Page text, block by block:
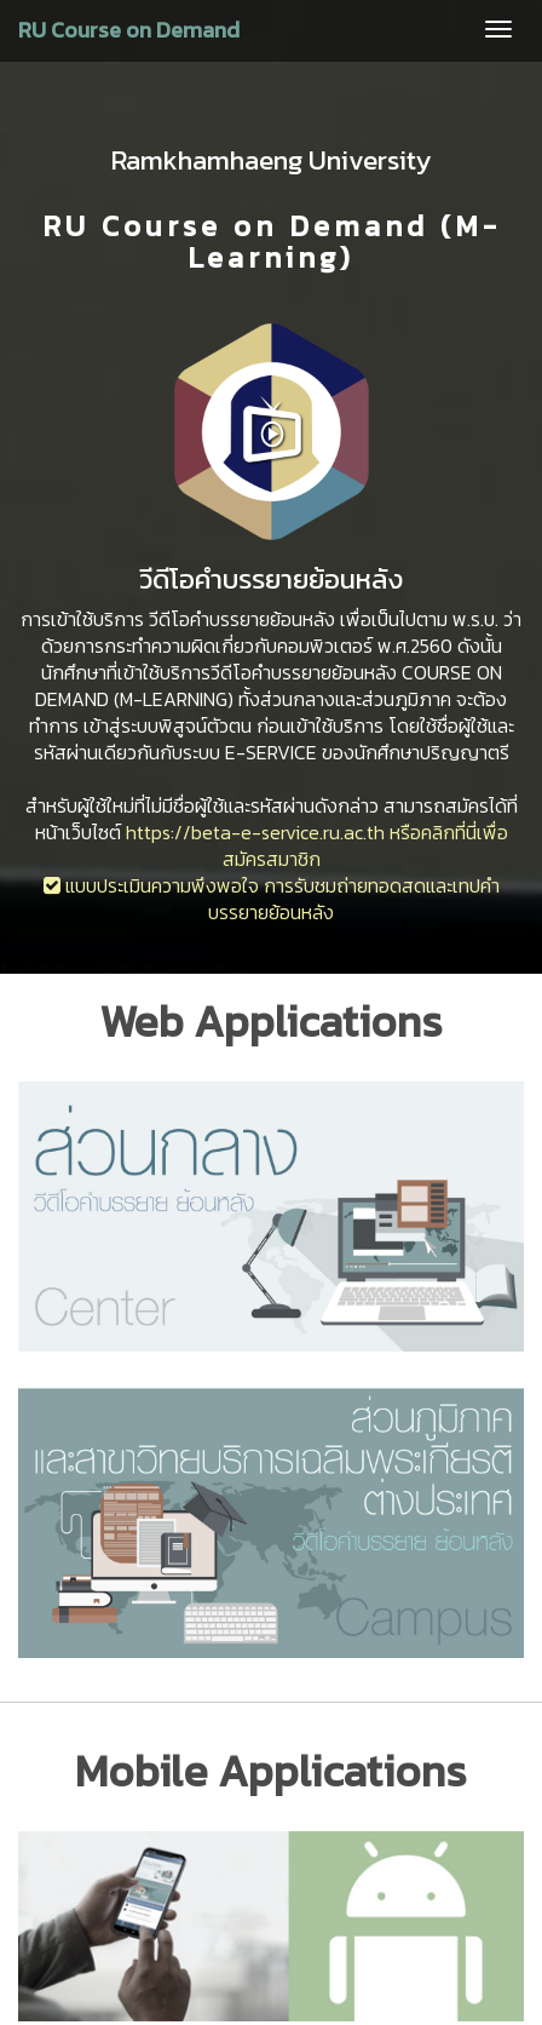
RU Course on Demand
Ramkhamhaeng University
RU Course on Demand (M-
Learning)
วีดีโอคำบรรยายย้อนหลัง
การเข้าใช้บริการ วีดีโอคำบรรยายย้อนหลัง เพื่อเป็นไปตาม พ.ร.บ. ว่า
ด้วยการกระทำความผิดเกี่ยวกับคอมพิวเตอร์ พ.ศ.2560 ดังนั้น
นักศึกษาที่เข้าใช้บริการวีดีโอคำบรรยายย้อนหลัง COURSE ON
DEMAND (M-LEARNING) ทั้งส่วนกลางและส่วนภูมิภาค จะต้อง
ทำการ เข้าสู่ระบบพิสูจน์ตัวตน ก่อนเข้าใช้บริการ โดยใช้ชื่อผู้ใช้และ
รหัสผ่านเดียวกันกับระบบ E-SERVICE ของนักศึกษาปริญญาตรี
สำหรับผู้ใช้ใหม่ที่ไม่มีชื่อผู้ใช้และรหัสผ่านดังกล่าว สามารถสมัครได้ที่
หน้าเว็บไซต์https://beta-e-service.ru.ac.th หรือคลิกที่นี่เพื่อ
สมัครสมาชิก
แบบประเมินความพึงพอใจ การรับชมถ่ายทอดสดและเทปคำ
บรรยายย้อนหลัง
Web Applications
Mobile Applications